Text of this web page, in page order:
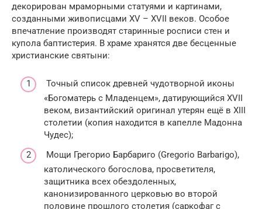
декорирован мраморными статуями и картинами,
созданными живописцами XV – XVII веков. Особое
впечатление производят старинные росписи стен и
купола баптистерия. В храме хранятся две бесценные
христианские святыни:
Точный список древней чудотворной иконы
«Богоматерь с Младенцем», датирующийся XVII
веком, византийский оригинал утерян ещё в XIII
столетии (копия находится в капелле Мадонна
Чудес);
Мощи Грегорио Барбариго (Gregorio Barbarigo),
католического богослова, просветителя,
защитника всех обездоленных,
канонизированного церковью во второй
половине прошлого столетия (саркофаг с